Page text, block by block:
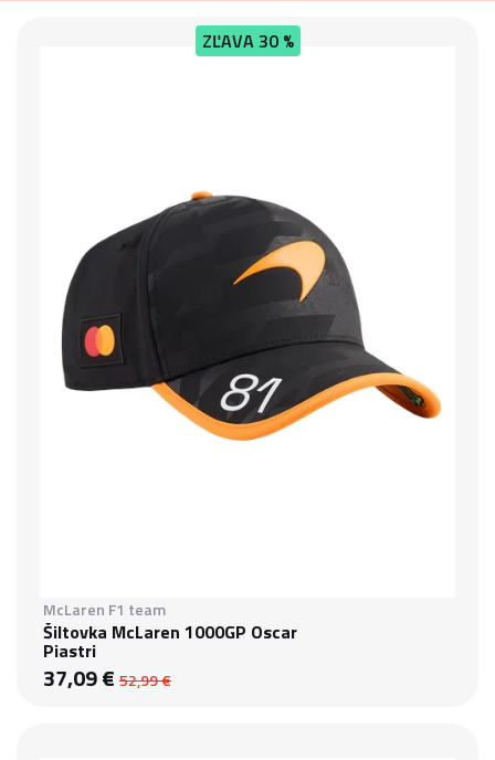
ZĽAVA30 %
McLaren F1 team
Šiltovka McLaren 1000GP Oscar
Piastri
37,09 € 52,99 €